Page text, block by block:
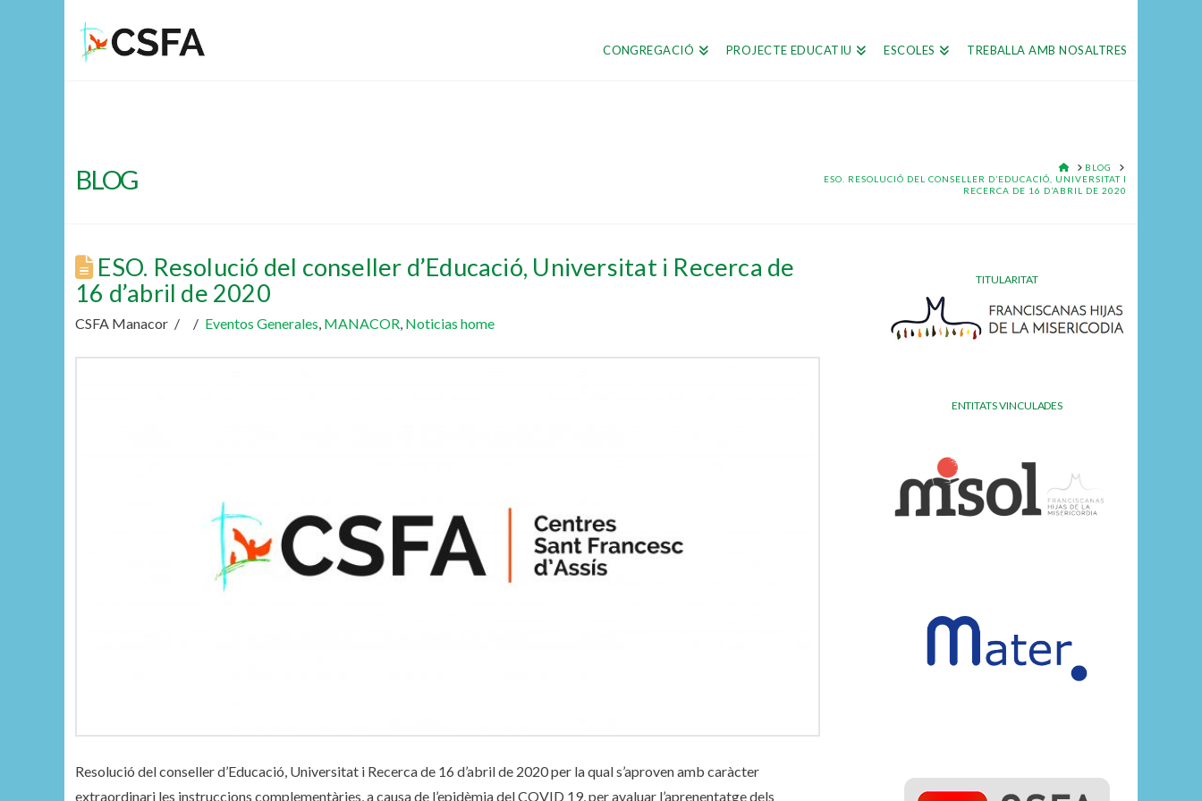
CONGREGACIÓ PROJECTE EDUCATIU ESCOLES TREBALLA AMB NOSALTRES
BLOG HOME
BLOG
ESO. RESOLUCIÓ DEL CONSELLER D’EDUCACIÓ, UNIVERSITAT I
RECERCA DE 16 D’ABRIL DE 2020
ESO. Resolució del conseller d’Educació, Universitat i Recerca de
16 d’abril de 2020
CSFA Manacor Eventos Generales, MANACOR, Noticias home
Resolució del conseller d’Educació, Universitat i Recerca de 16 d’abril de 2020 per la qual s’aproven amb caràcter
extraordinari les instruccions complementàries, a causa de l’epidèmia del COVID 19, per avaluar l’aprenentatge dels
TITULARITAT
ENTITATS VINCULADES